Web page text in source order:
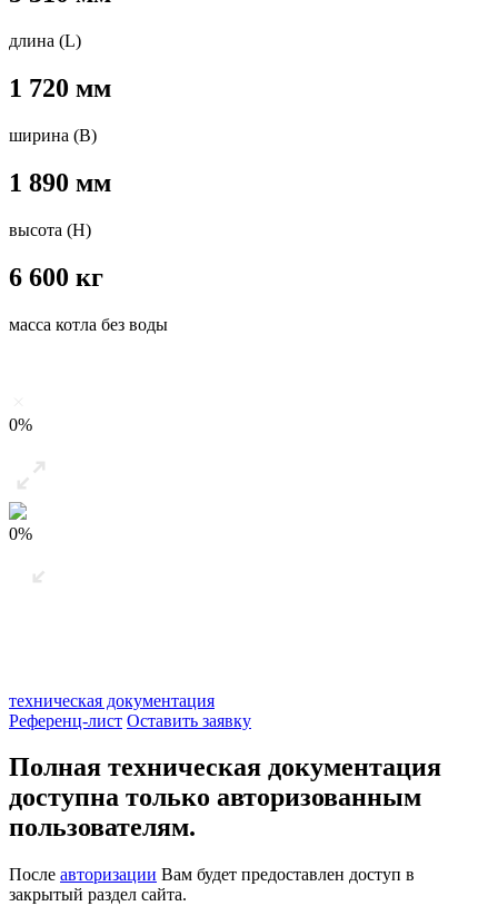
длина (L)
1 720 мм
ширина (B)
1 890 мм
высота (H)
6 600 кг
масса котла без воды
0%
0%
техническая документация
Референц-лист Оставить заявку
Полная техническая документация
доступна только авторизованным
пользователям.
После авторизации Вам будет предоставлен доступ в
закрытый раздел сайта.